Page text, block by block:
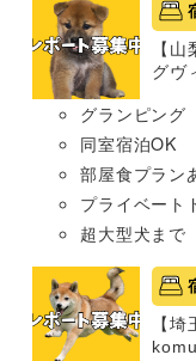
【
グヴ
グランピング
同室宿泊OK
部屋食プラン
プライベート
超大型犬まで
【